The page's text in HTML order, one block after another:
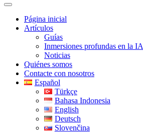
Página inicial
Artículos
Guías
Inmersiones profundas en la IA
Noticias
Quiénes somos
Contacte con nosotros
Español
Türkçe
Bahasa Indonesia
English
Deutsch
Slovenčina